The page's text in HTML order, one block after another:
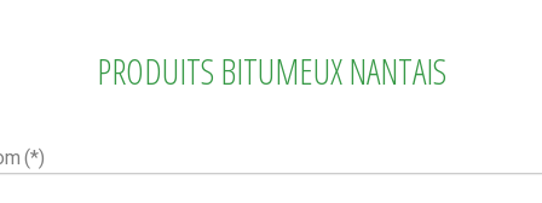
PRODUITS BITUMEUX NANTAIS
(*)